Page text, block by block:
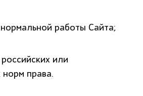
нормальной работы Сайта;
российских или
права.